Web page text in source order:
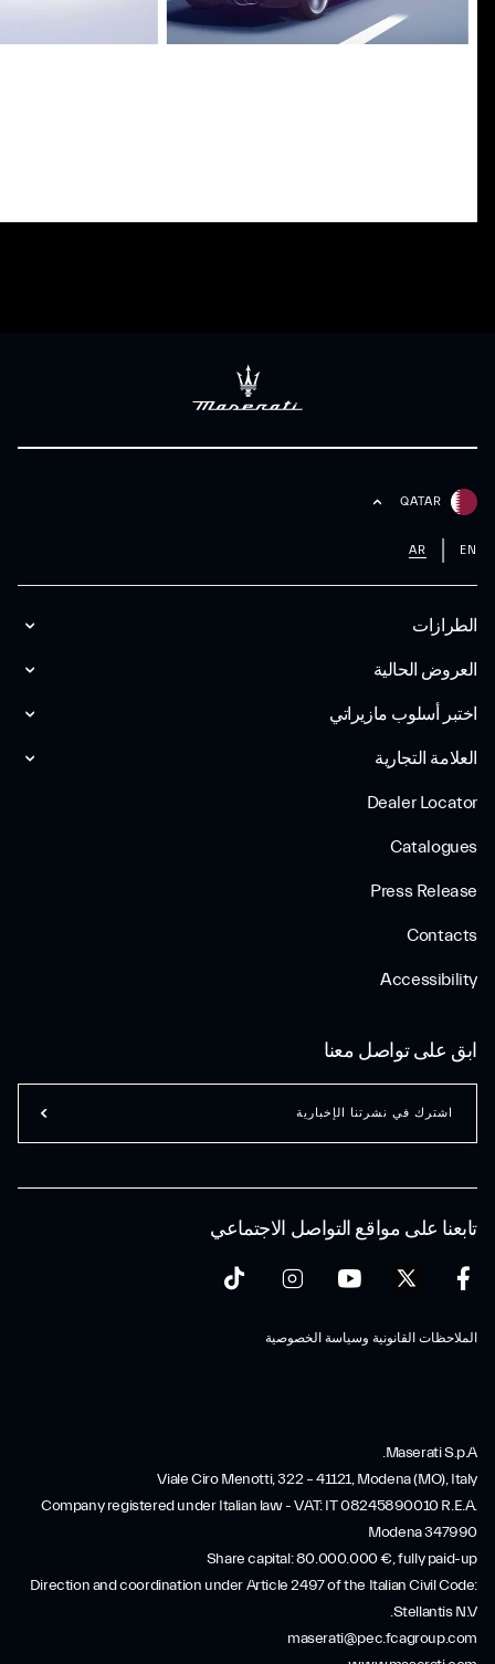
الطرازات
العروض الحالية
اختبر أسلوب مازیراتي
العلامة التجارية
Dealer Locator
Catalogues
Press Release
Contacts
Accessibility
QATAR
EN
AR
تابعنا على مواقع التواصل الاجتماعي
الملاحظات القانونية وسياسة الخصوصية
ابق على تواصل معنا
اشترك في نشرتنا الإخبارية
Maserati S.p.A.
Viale Ciro Menotti, 322 – 41121, Modena (MO), Italy
Company registered under Italian law - VAT: IT 08245890010 R.E.A.
Modena 347990
Share capital: 80.000.000 €, fully paid-up
Direction and coordination under Article 2497 of the Italian Civil Code:
Stellantis N.V.
maserati@pec.fcagroup.com